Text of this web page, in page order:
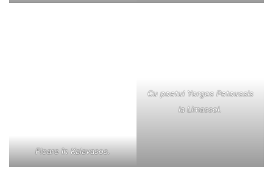
Floare în Kalavasos.
Cu poetul Yorgos Petoussis
la Limassol.